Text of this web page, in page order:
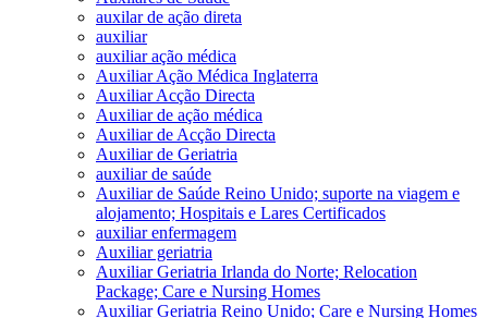
auxilar de ação direta
auxiliar
auxiliar ação médica
Auxiliar Ação Médica Inglaterra
Auxiliar Acção Directa
Auxiliar de ação médica
Auxiliar de Acção Directa
Auxiliar de Geriatria
auxiliar de saúde
Auxiliar de Saúde Reino Unido; suporte na viagem e
alojamento; Hospitais e Lares Certificados
auxiliar enfermagem
Auxiliar geriatria
Auxiliar Geriatria Irlanda do Norte; Relocation
Package; Care e Nursing Homes
Auxiliar Geriatria Reino Unido; Care e Nursing Homes